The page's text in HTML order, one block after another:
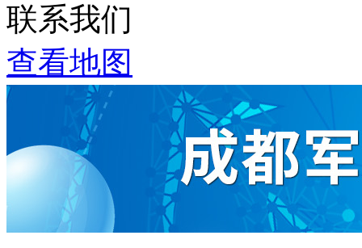
联系我们
查看地图